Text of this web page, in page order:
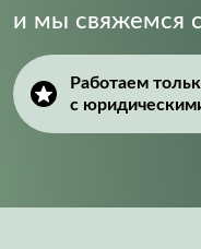
и мы свяжемся
Работаем
с